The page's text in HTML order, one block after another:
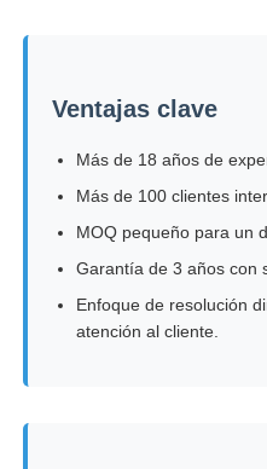
Ventajas clave
Más de 18 años de
Más de 100 clientes
MOQ pequeño para un
Garantía de 3 años con
Enfoque de resolución
atención al cliente.